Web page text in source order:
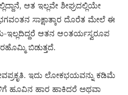
ಆತ ಇಲ್ಲವೇ ಶೀಘ್ರದಲ್ಲಿಯೇ
ಸಾಕ್ಷಾತ್ಕಾರ ದೊರೆತ ಮೇಲೆ ಈ
ಇಲ್ಲದಿದ್ದರೆ ಆತನ ಆಂತರ್ಯಸ್ವರೂಪ
ಬಿಡುತ್ತದೆ.
ಇದು ಲೋಕಭಯವನ್ನು ಕಡಿಮೆ
ಹೂವಿನ ಹಾರ ಹಾಕಿದರೆ ಅಥವಾ